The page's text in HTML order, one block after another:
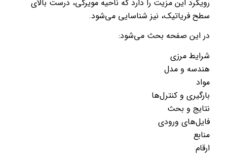
رویکرد این مزیت را دارد که ناحیه مویرگی، درست بالای
سطح فریاتیک، نیز شناسایی می‌شود.
در این صفحه بحث می‌شود:
شرایط مرزی
هندسه و مدل
مواد
بارگیری و کنترل‌ها
نتایج و بحث
فایل‌های ورودی
منابع
ارقام